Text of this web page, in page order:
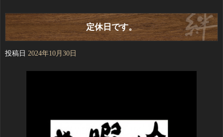
定休日です。
投稿日 2024年10月30日